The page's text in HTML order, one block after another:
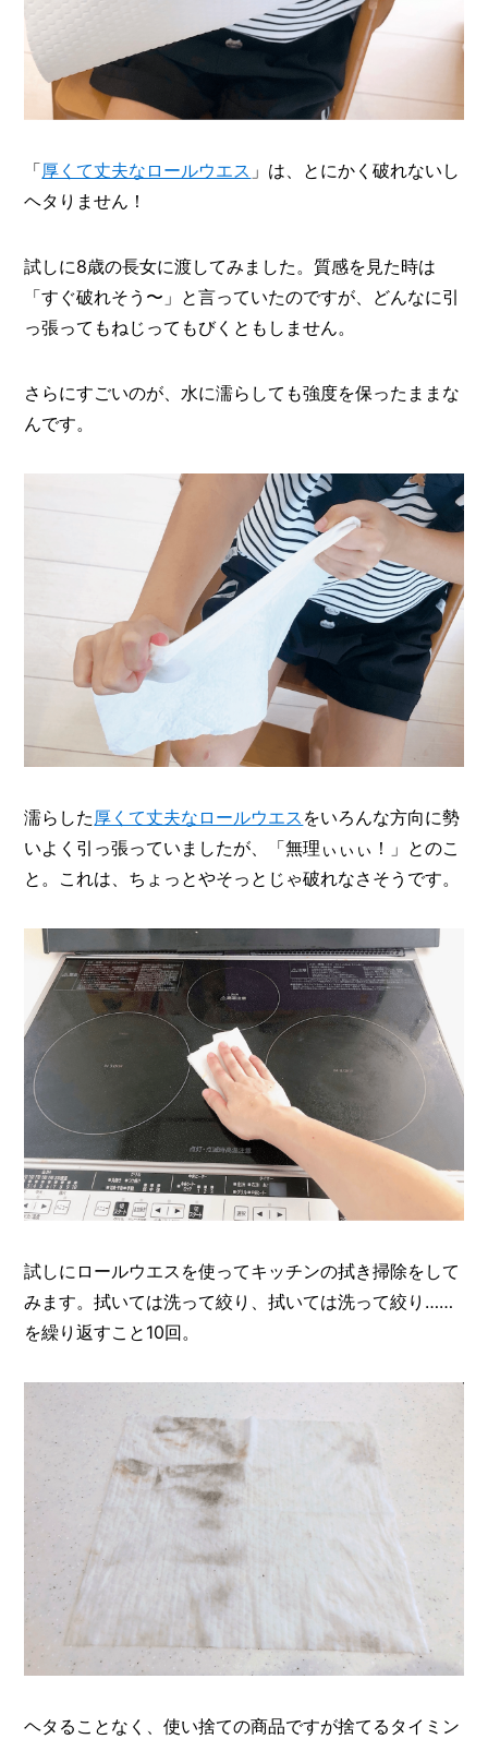
「厚くて丈夫なロールウエス 」は、とにかく破れないし
ヘタりません！
試しに8歳の長女に渡してみました。質感を見た時は
「すぐ破れそう〜」と言っていたのですが、どんなに引
っ張ってもねじってもびくともしません。
さらにすごいのが、水に濡らしても強度を保ったままな
んです。
濡らした 厚くて丈夫なロールウエス をいろんな方向に勢
いよく引っ張っていましたが、「無理ぃぃぃ！」とのこ
と。これは、ちょっとやそっとじゃ破れなさそうです。
試しにロールウエスを使ってキッチンの拭き掃除をして
みます。拭いては洗って絞り、拭いては洗って絞り……
を繰り返すこと10回。
ヘタることなく、使い捨ての商品ですが捨てるタイミン